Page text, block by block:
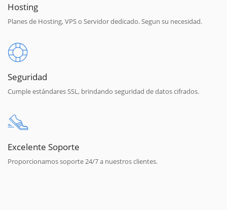
Hosting
Planes de Hosting, VPS o Servidor dedicado. Segun su necesidad.
Seguridad
Cumple estándares SSL, brindando seguridad de datos cifrados.
Excelente Soporte
Proporcionamos soporte 24/7 a nuestros clientes.